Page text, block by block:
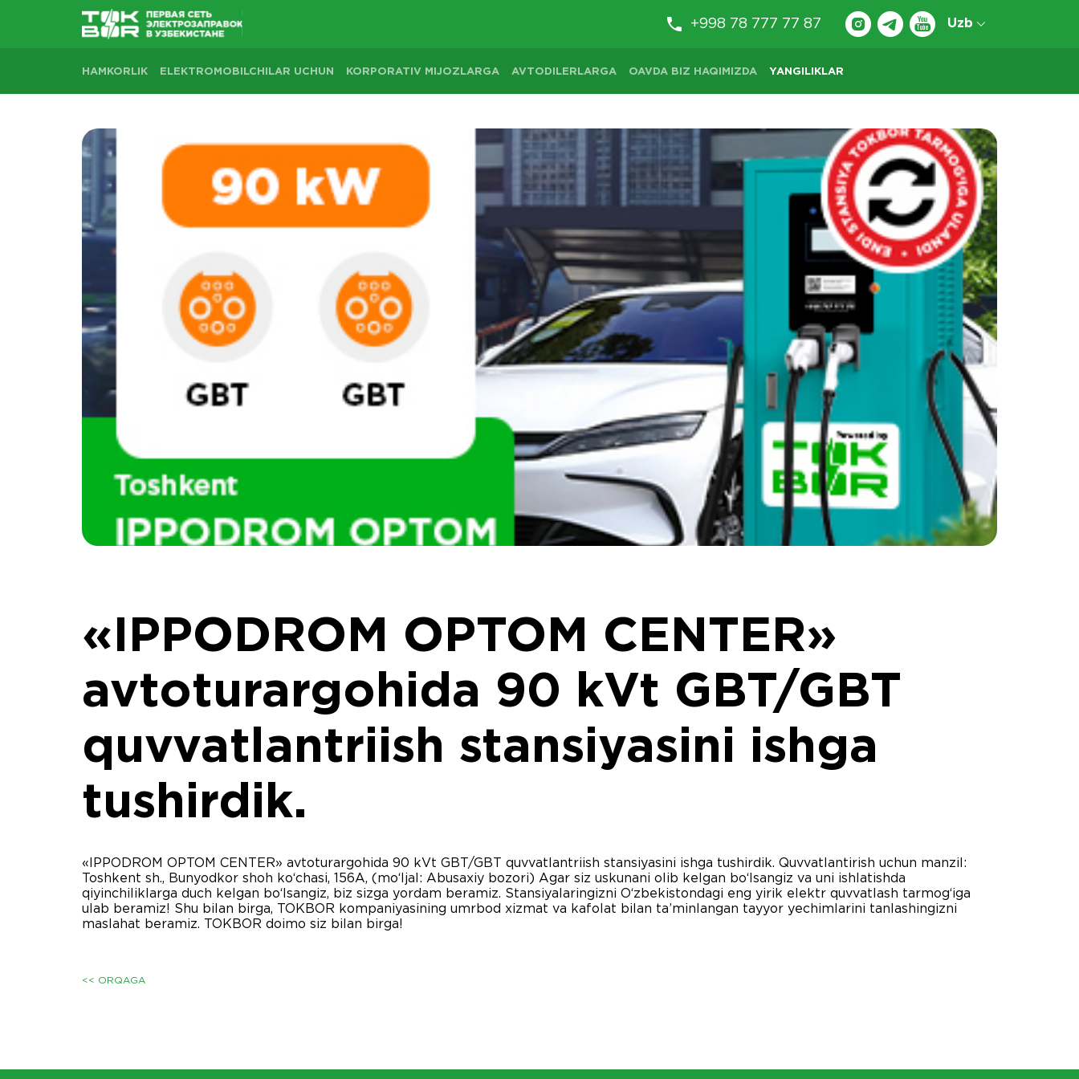
+998 78 777 77 87 Uzb
HAMKORLIK ELEKTROMOBILCHILAR UCHUN KORPORATIV MIJOZLARGA AVTODILERLARGA OAVDA BIZ HAQIMIZDA YANGILIKLAR
«IPPODROM OPTOM CENTER»
avtoturargohida 90 kVt GBT/GBT
quvvatlantriish stansiyasini ishga
tushirdik.
«IPPODROM OPTOM CENTER» avtoturargohida 90 kVt GBT/GBT quvvatlantriish stansiyasini ishga tushirdik. Quvvatlantirish uchun manzil:
Toshkent sh., Bunyodkor shoh ko‘chasi, 156A, (mo‘ljal: Abusaxiy bozori) Agar siz uskunani olib kelgan bo‘lsangiz va uni ishlatishda
qiyinchiliklarga duch kelgan bo‘lsangiz, biz sizga yordam beramiz. Stansiyalaringizni O‘zbekistondagi eng yirik elektr quvvatlash tarmog‘iga
ulab beramiz! Shu bilan birga, TOKBOR kompaniyasining umrbod xizmat va kafolat bilan ta’minlangan tayyor yechimlarini tanlashingizni
maslahat beramiz. TOKBOR doimo siz bilan birga!
<< ORQAGA